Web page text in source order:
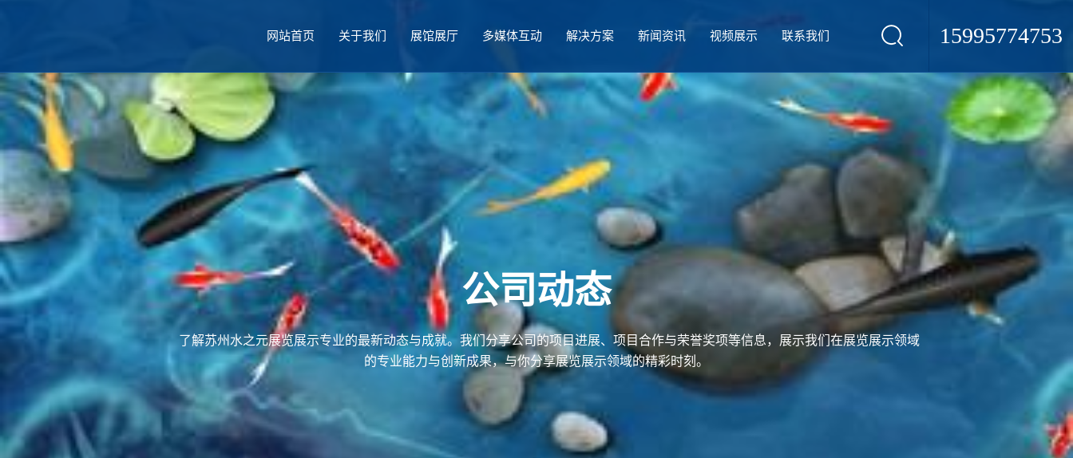
15995774753
网站首页 关于我们 展馆展厅 多媒体互动 解决方案 新闻资讯 视频展示 联系我们
公司动态
了解苏州水之元展览展示专业的最新动态与成就。我们分享公司的项目进展、项目合作与荣誉奖项等信息，展示我们在展览展示领域
的专业能力与创新成果，与你分享展览展示领域的精彩时刻。